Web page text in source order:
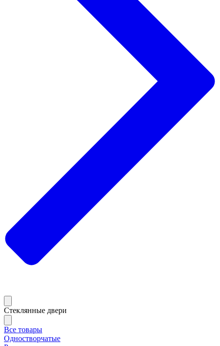
Стеклянные двери
Все товары
Одностворчатые